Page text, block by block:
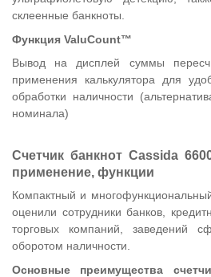
склеенные банкноты.
Функция ValuCount™
Вывод на дисплей суммы
применения калькулятора для
обработки наличности
номинала)
Счетчик банкнот Cassida
применение, функции
Компактный и
оценили сотрудники банков,
торговых компаний, заведений
оборотом наличности.
Основные преимущества